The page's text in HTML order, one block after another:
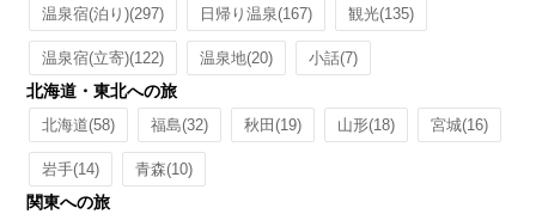
温泉宿(泊り)(297) 日帰り温泉(167) 観光(135)
温泉宿(立寄)(122) 温泉地(20) 小話(7)
北海道・東北への旅
北海道(58) 福島(32) 秋田(19) 山形(18) 宮城(16)
岩手(14) 青森(10)
関東への旅